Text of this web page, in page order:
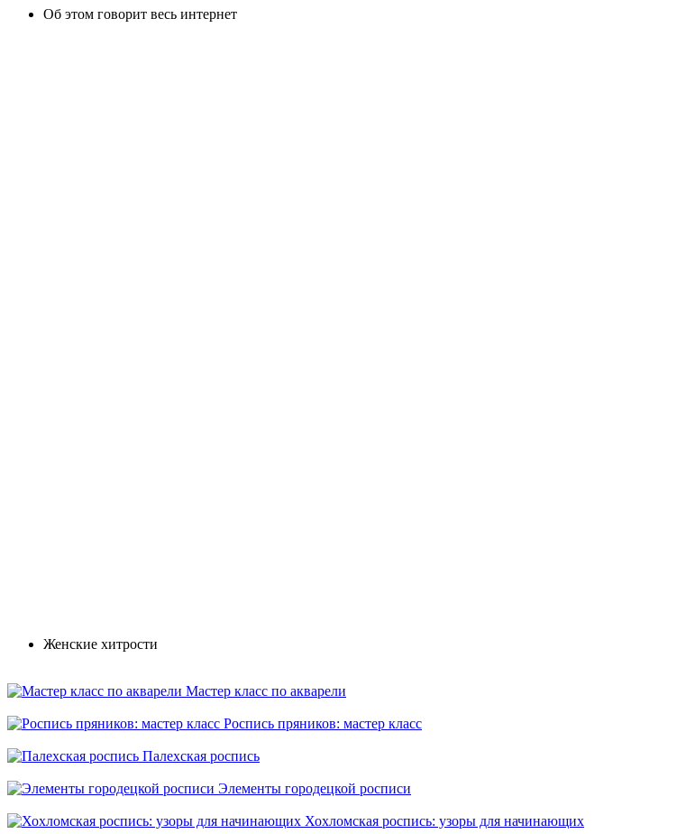
Об этом говорит весь интернет
Женские хитрости
Мастер класс по акварели
Роспись пряников: мастер класс
Палехская роспись
Элементы городецкой росписи
Хохломская роспись: узоры для начинающих